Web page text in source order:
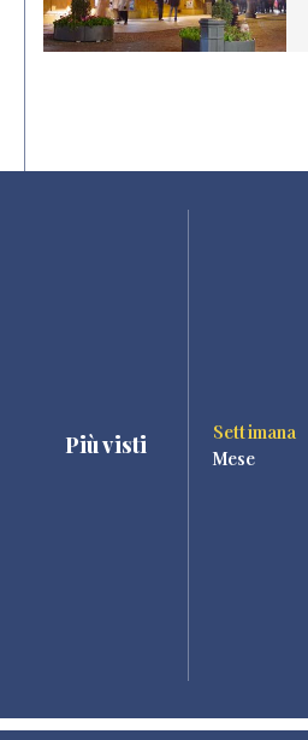
Più visti
Settimana
Mese